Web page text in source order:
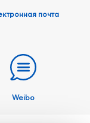
почта
Weibo